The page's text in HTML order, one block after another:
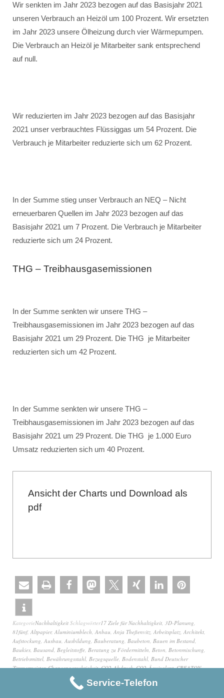
Wir senkten im Jahr 2023 bezogen auf das Basisjahr 2021
unseren Verbrauch an Heizöl um 100 Prozent. Wir ersetzten
im Jahr 2023 unsere Ölheizung durch vier Wärmepumpen.
Die Verbrauch an Heizöl je Mitarbeiter sank entsprechend
auf null.
Wir reduzierten im Jahr 2023 bezogen auf das Basisjahr
2021 unser verbrauchtes Flüssiggas um 54 Prozent. Die
Verbrauch je Mitarbeiter reduzierte sich um 62 Prozent.
In der Summe stieg unser Verbrauch an NEQ – Nicht
erneuerbaren Quellen im Jahr 2023 bezogen auf das
Basisjahr 2021 um 7 Prozent. Die Verbrauch je Mitarbeiter
reduzierte sich um 24 Prozent.
THG – Treibhausgasemissionen
In der Summe senkten wir unsere THG –
Treibhausgasemissionen im Jahr 2023 bezogen auf das
Basisjahr 2021 um 29 Prozent. Die THG je Mitarbeiter
reduzierten sich um 42 Prozent.
In der Summe senkten wir unsere THG –
Treibhausgasemissionen im Jahr 2023 bezogen auf das
Basisjahr 2021 um 29 Prozent. Die THG je 1.000 Euro
Umsatz reduzierten sich um 40 Prozent.
Ansicht der Charts und Download als
pdf
KategorieNachhaltigkeit Schlagwörter17 Ziele für Nachhaltigkeit, 3D-Planung,
81fünf, Altpapier, Aluminiumblech, Anbau, Anja Theßenvitz, Arbeitsplatz, Architekt,
Aufstockung, Ausbau, Ausbildung, Bauberatung, Baubeton, Bauen im Bestand,
Baukies, Bausand, Begleitstoffe, Beratung zu Fördermitteln, Beton, Betonmischung,
Betriebsmittel, Bewährungsstahl, Bezugsquelle, Bodenstahl, Bund Deutscher
Zimmermeister,Chancengerechtigkeit,CO2-Abdruck,CO2-Äquivalent,CREATON,
DachKomplett
Deutscher Nachhaltigkeitskodex,DHV,
Service-Telefon